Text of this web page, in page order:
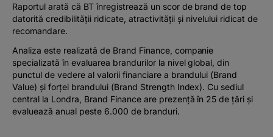
Raportul arată că BT înregistrează un scor de brand de top
datorită credibilității ridicate, atractivității și nivelului ridicat de
recomandare.
Analiza este realizată de Brand Finance, companie
specializată în evaluarea brandurilor la nivel global, din
punctul de vedere al valorii financiare a brandului (Brand
Value) și forței brandului (Brand Strength Index). Cu sediul
central la Londra, Brand Finance are prezență în 25 de țări și
evaluează anual peste 6.000 de branduri.